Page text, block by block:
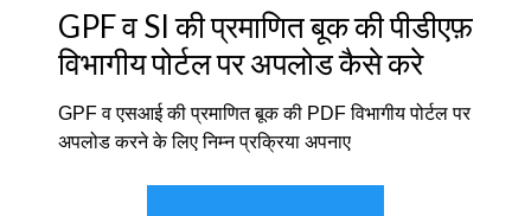
GPF व SI की प्रमाणित बूक की पीडीएफ़
विभागीय पोर्टल पर अपलोड कैसे करे
GPF व एसआई की प्रमाणित बूक की PDF विभागीय पोर्टल पर
अपलोड करने के लिए निम्न प्रक्रिया अपनाए